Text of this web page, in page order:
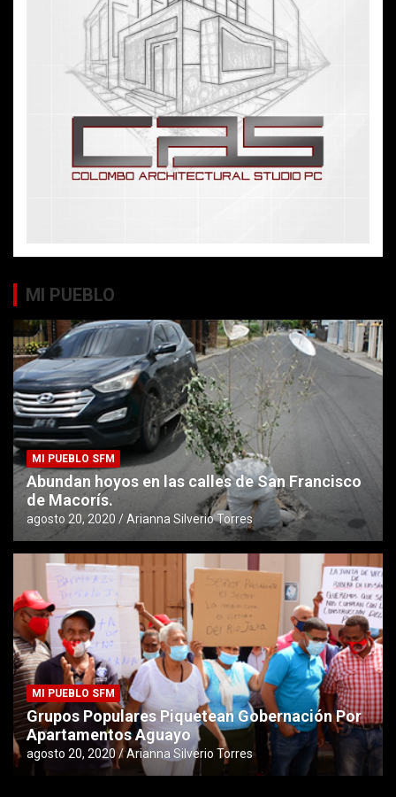
MI PUEBLO
MI PUEBLO SFM
Abundan hoyos en las calles de San Francisco
de Macorís.
agosto 20, 2020 Arianna Silverio Torres
MI PUEBLO SFM
Grupos Populares Piquetean Gobernación Por
Apartamentos Aguayo
agosto 20, 2020 Arianna Silverio Torres